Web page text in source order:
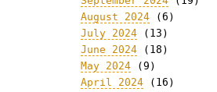
August 2024 (6)
July 2024 (13)
June 2024 (18)
May 2024 (9)
April 2024 (16)